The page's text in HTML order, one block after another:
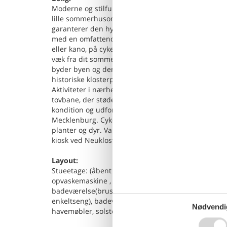
Moderne og stilfuldt feriehus med sauna og pejs,
lille sommerhusområde midt i Sternbergs
garanterer den hyggelige pejs i stuen og de lyse,
med en omfattende morgenmad på den delvist
eller kano, på cykel eller til fods: Det unikke miljø
væk fra dit sommerhus og har sit navn fra den
byder byen og den omkringliggende region på
historiske klosterpark for eksempel? Detaljer: 1
Aktiviteter i nærheden: En helt særlig attraktion
tovbane, der støder op til skolelejren og
kondition og udforsker dine personlige grænser.
Mecklenburg. Cykel eller gå gennem de smukke
planter og dyr. Vandcykler og robåde kan også
kiosk ved Neuklostersee. Hvis du nogensinde har
Layout:
Stueetage: (åbent køkken(kogeplade(Komfur med
opvaskemaskine , køle-fryseskab), stue /
badeværelse(bruser, sauna(privat, betalt),
enkeltseng), badeværelse(bruser, håndvask, toilet))
havemøbler, solstole, parkering, parkering,